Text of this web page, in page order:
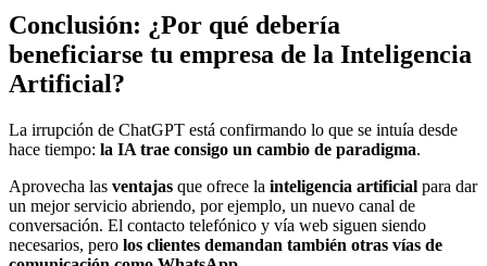
Conclusión: ¿Por qué debería
beneficiarse tu empresa de la Inteligencia
Artificial?
La irrupción de ChatGPT está confirmando lo que se intuía desde
hace tiempo: la IA trae consigo un cambio de paradigma.
Aprovecha las ventajas que ofrece la inteligencia artificial para dar
un mejor servicio abriendo, por ejemplo, un nuevo canal de
conversación. El contacto telefónico y vía web siguen siendo
necesarios, pero los clientes demandan también otras vías de